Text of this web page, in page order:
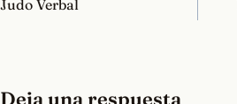
Judo Verbal
Deja una respuesta